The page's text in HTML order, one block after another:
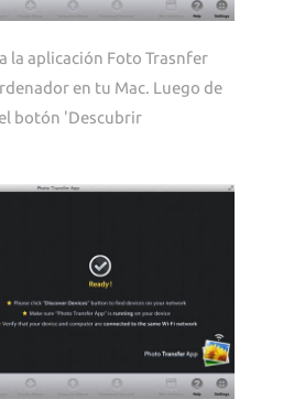
la aplicación Foto Trasnfer
en tu Mac. Luego de
botón 'Descubrir